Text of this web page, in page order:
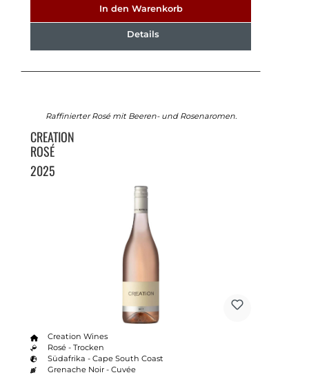
In den Warenkorb
Details
Raffinierter Rosé mit Beeren- und Rosenaromen.
CREATION
ROSÉ
2025
Creation Wines
Rosé - Trocken
Südafrika - Cape South Coast
Grenache Noir - Cuvée